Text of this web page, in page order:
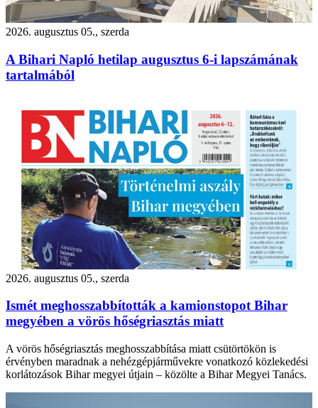
2026. augusztus 05., szerda
A Bihari Napló hetilap augusztus 6-i lapszámának
tartalmából
2026. augusztus 05., szerda
Ismét meghosszabbították a kamionstopot Bihar
megyében a vörös hőségriasztás miatt
A vörös hőségriasztás meghosszabbítása miatt csütörtökön is
érvényben maradnak a nehézgépjárművekre vonatkozó közlekedési
korlátozások Bihar megyei útjain – közölte a Bihar Megyei Tanács.